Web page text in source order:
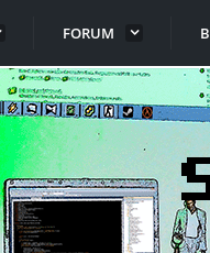
FORUM